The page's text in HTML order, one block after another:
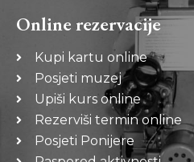
Online rezervacije
Kupi kartu online
Posjeti muzej
Upiši kurs online
Rezerviši termin online
Posjeti Ponijere